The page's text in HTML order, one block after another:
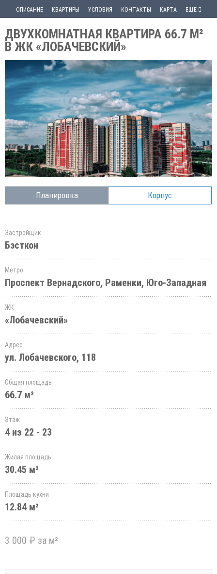
ОПИСАНИЕ КВАРТИРЫ УСЛОВИЯ КОНТАКТЫ КАРТА ЕЩЕ
ДВУХКОМНАТНАЯ КВАРТИРА 66.7 М²
В ЖК «ЛОБАЧЕВСКИЙ»
Планировка Корпус
Застройщик
Бэсткон
Метро
Проспект Вернадского, Раменки, Юго-Западная
ЖК
«Лобачевский»
Адрес
ул. Лобачевского, 118
Общая площадь
66.7 м²
Этаж
4 из 22 - 23
Жилая площадь
30.45 м²
Площадь кухни
12.84 м²
3 000 ₽ за м²